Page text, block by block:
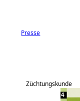
Presse
Züchtungskunde